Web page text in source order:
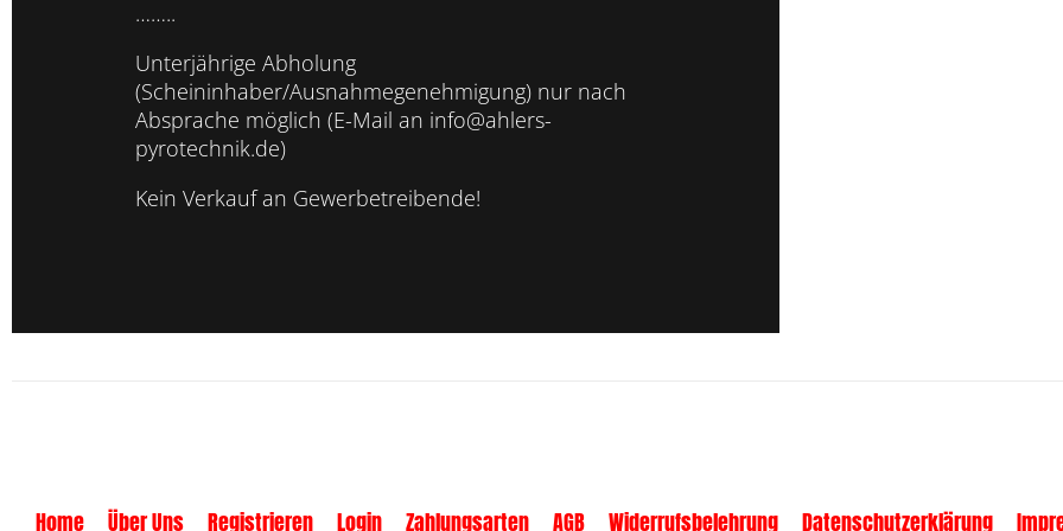
……..
Unterjährige Abholung
(Scheininhaber/Ausnahmegenehmigung) nur nach
Absprache möglich (E-Mail an info@ahlers-
pyrotechnik.de)
Kein Verkauf an Gewerbetreibende!
Home Über Uns Registrieren Login Zahlungsarten AGB Widerrufsbelehrung Datenschutzerklärung